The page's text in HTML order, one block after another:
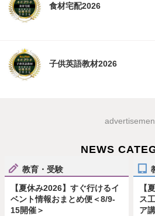
食材宅配2026
子供英語教材2026
NEWS
教育・受験
【夏休み2026】すぐ行けるイ
ベント情報おまとめ便＜8/9-
15開催＞
【
ス
ア